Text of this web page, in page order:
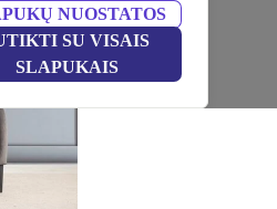
NUOSTATOS
SU VISAIS
SLAPUKAIS